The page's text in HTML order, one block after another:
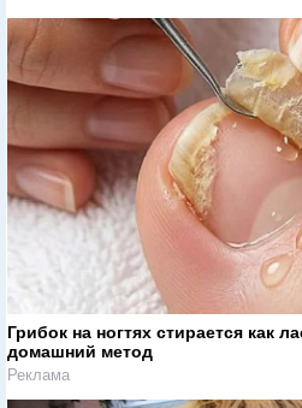
Грибок на ногтях стирается как
домашний метод
Реклама